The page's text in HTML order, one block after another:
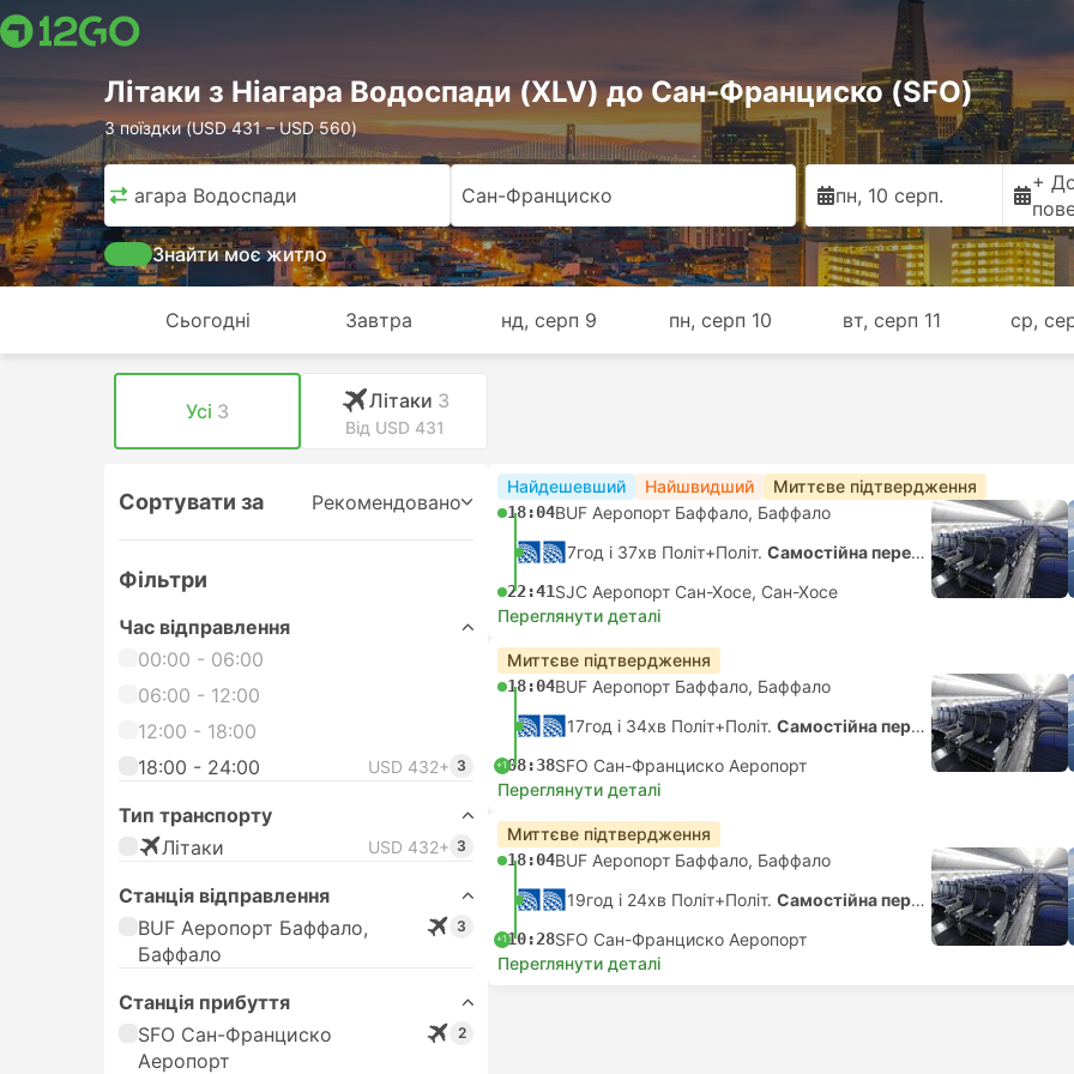
Лiтаки з Ніагара Водоспади (XLV) до Сан-Франциско (SFO)
3 поїздки (USD 431 – USD 560)
Ніагара Водоспади Сан-Франциско пн, 10 серп.
+
Знайти моє житло
Сьогодні Завтра нд, серп 9 пн, серп 10 вт, серп 11 ср,
Усі 3 Лiтаки 3
Від USD 431
Сортувати за Рекомендовано
Фільтри
Час відправлення
00:00 - 06:00
06:00 - 12:00
12:00 - 18:00
18:00 - 24:00
USD 432+ 3
Тип транспорту
Лiтаки
USD 432+ 3
Станція відправлення
BUF Аеропорт Баффало,
Баффало
3
Станція прибуття
SFO Сан-Франциско
Аеропорт
2
Найдешевший Найшвидший Миттєве підтвердження
18:04BUF Аеропорт Баффало, Баффало
7год і 37хв Політ+Політ. Самостійна пересадка
22:41SJC Аеропорт Сан-Хосе, Сан-Хосе
Переглянути деталі
Миттєве підтвердження
18:04BUF Аеропорт Баффало, Баффало
17год і 34хв Політ+Політ. Самостійна пересадка
+108:38SFO Сан-Франциско Аеропорт
Переглянути деталі
Миттєве підтвердження
18:04BUF Аеропорт Баффало, Баффало
19год і 24хв Політ+Політ. Самостійна пересадка
+110:28SFO Сан-Франциско Аеропорт
Переглянути деталі